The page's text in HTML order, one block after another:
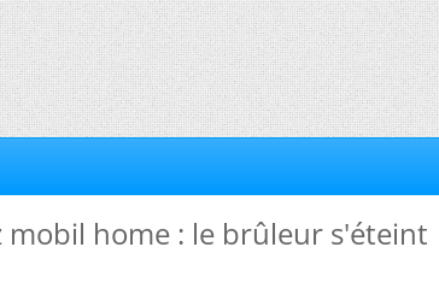
mobil home : le brûleur s'éteint